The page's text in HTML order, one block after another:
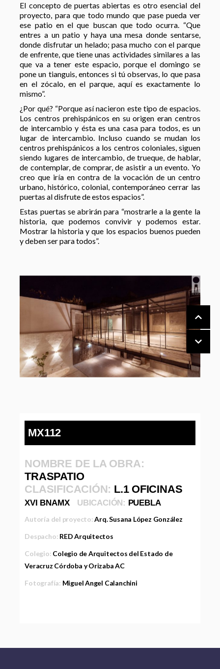
El concepto de puertas abiertas es otro esencial del
proyecto, para que todo mundo que pase pueda ver
ese patio en el que buscan que todo ocurra. “Que
entres a un patio y haya una mesa donde sentarse,
donde disfrutar un helado; pasa mucho con el parque
de enfrente, que tiene unas actividades similares a las
que va a tener este espacio, porque el domingo se
pone un tianguis, entonces si tú observas, lo que pasa
en el zócalo, en el parque, aquí es exactamente lo
mismo”.
¿Por qué? “Porque así nacieron este tipo de espacios.
Los centros prehispánicos en su origen eran centros
de intercambio y ésta es una casa para todos, es un
lugar de intercambio. Incluso cuando se mudan los
centros prehispánicos a los centros coloniales, siguen
siendo lugares de intercambio, de trueque, de hablar,
de contemplar, de comprar, de asistir a un evento. Yo
creo que iría en contra de la vocación de un centro
urbano, histórico, colonial, contemporáneo cerrar las
puertas al disfrute de estos espacios”.
Estas puertas se abrirán para “mostrarle a la gente la
historia, que podemos convivir y podemos estar.
Mostrar la historia y que los espacios buenos pueden
y deben ser para todos”.
MX112
NOMBRE DE LA OBRA:
TRASPATIO
CLASIFICACIÓN: L.1 OFICINAS
XVI BNAMX UBICACIÓN: PUEBLA
Autoría del proyecto:Arq. Susana López González
Despacho: RED Arquitectos
Colegio: Colegio de Arquitectos del Estado de
Veracruz Córdoba y Orizaba AC
Fotografía: Miguel Angel Calanchini